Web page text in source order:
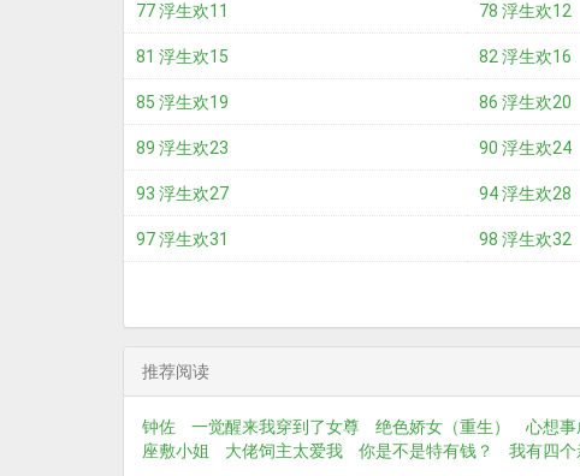
77 浮生欢11 78 浮生欢12
81 浮生欢15 82 浮生欢16
85 浮生欢19 86 浮生欢20
89 浮生欢23 90 浮生欢24
93 浮生欢27 94 浮生欢28
97 浮生欢31 98 浮生欢32
推荐阅读
钟佐 一觉醒来我穿到了女尊 绝色娇女（重生） 心想事
座敷小姐
大佬饲主太爱我 你是不是特有钱？ 我有四